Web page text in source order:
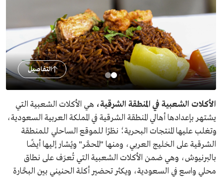
التفاصيل
الأكلات الشعبية في المنطقة الشرقية، هي الأكلات الشعبية التي
يشتهر بإعدادها أهالي المنطقة الشرقية في المملكة العربية السعودية،
وتغلب عليها المنتجات البحرية؛ نظرًا للموقع الساحلي للمنطقة
الشرقية على الخليج العربي، ومنها "المحمَّر" ويُشار إليها أيضًا
بالبرنيوش، وهي ضمن الأكلات الشعبية التي تُعرَف على نطاق
محلي واسع في السعودية، ويكثر تحضير أكلة الحنيني بين البحَّارة